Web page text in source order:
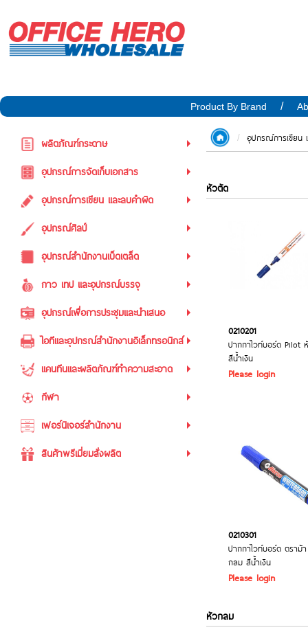
Product By Brand
ผลิตภัณฑ์กระดาษ
อุปกรณ์การจัดเก็บเอกสาร
อุปกรณ์การเขียน และลบคำผิด
อุปกรณ์ศิลป์
อุปกรณ์สำนักงานเบ็ดเตล็ด
กาว เทป และอุปกรณ์บรรจุ
อุปกรณ์เพื่อการประชุมและนำเสนอ
ไอทีและอุปกรณ์สำนักงานอิเล็กทรอนิกส์
แคนทีนและผลิตภัณฑ์ทำความสะอาด
กีฬา
เฟอร์นิเจอร์สำนักงาน
สินค้าพรีเมี่ยมสั่งผลิต
อุปกรณ์การเขียน
หัวตัด
0210201
ปากกาไวท์บอร์ด Pilot
สีน้ำเงิน
Please login
0210301
ปากกาไวท์บอร์ด ตราม้
กลม สีน้ำเงิน
Please login
หัวกลม